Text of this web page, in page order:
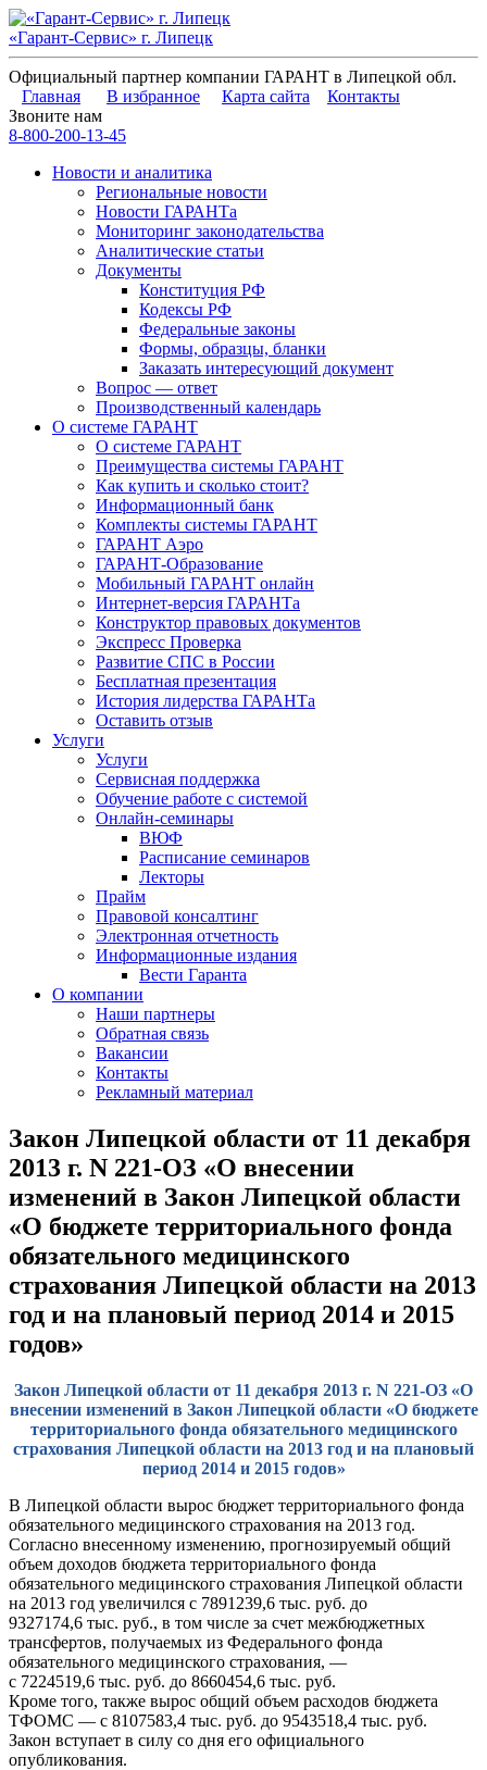
«Гарант-Сервис» г. Липецк
Официальный партнер компании ГАРАНТ в Липецкой обл.
Главная
В избранное Карта сайта
Контакты
Звоните нам
8-800-200-13-45
Новости и аналитика
Региональные новости
Новости ГАРАНТа
Мониторинг законодательства
Аналитические статьи
Документы
Конституция РФ
Кодексы РФ
Федеральные законы
Формы, образцы, бланки
Заказать интересующий документ
Вопрос — ответ
Производственный календарь
О системе ГАРАНТ
О системе ГАРАНТ
Преимущества системы ГАРАНТ
Как купить и сколько стоит?
Информационный банк
Комплекты системы ГАРАНТ
ГАРАНТ Аэро
ГАРАНТ-Образование
Мобильный ГАРАНТ онлайн
Интернет-версия ГАРАНТа
Конструктор правовых документов
Экспресс Проверка
Развитие СПС в России
Бесплатная презентация
История лидерства ГАРАНТа
Оставить отзыв
Услуги
Услуги
Сервисная поддержка
Обучение работе с системой
Онлайн-семинары
ВЮФ
Расписание семинаров
Лекторы
Прайм
Правовой консалтинг
Электронная отчетность
Информационные издания
Вести Гаранта
О компании
Наши партнеры
Обратная связь
Вакансии
Контакты
Рекламный материал
Закон Липецкой области от 11 декабря
2013 г. N 221-ОЗ «О внесении
изменений в Закон Липецкой области
«О бюджете территориального фонда
обязательного медицинского
страхования Липецкой области на 2013
год и на плановый период 2014 и 2015
годов»
Закон Липецкой области от 11 декабря 2013 г. N 221-ОЗ «О
внесении изменений в Закон Липецкой области «О бюджете
территориального фонда обязательного медицинского
страхования Липецкой области на 2013 год и на плановый
период 2014 и 2015 годов»
В Липецкой области вырос бюджет территориального фонда
обязательного медицинского страхования на 2013 год.
Согласно внесенному изменению, прогнозируемый общий
объем доходов бюджета территориального фонда
обязательного медицинского страхования Липецкой области
на 2013 год увеличился с 7891239,6 тыс. руб. до
9327174,6 тыс. руб., в том числе за счет межбюджетных
трансфертов, получаемых из Федерального фонда
обязательного медицинского страхования, —
с 7224519,6 тыс. руб. до 8660454,6 тыс. руб.
Кроме того, также вырос общий объем расходов бюджета
ТФОМС — с 8107583,4 тыс. руб. до 9543518,4 тыс. руб.
Закон вступает в силу со дня его официального
опубликования.